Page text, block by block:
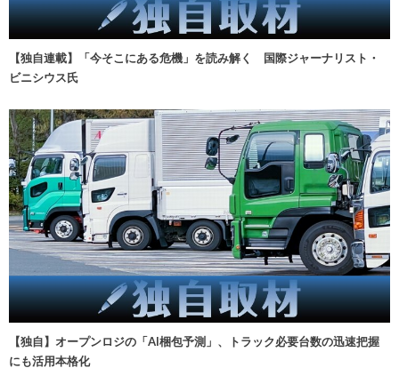
【独自連載】「今そこにある危機」を読み解く 国際ジャーナリスト・
ビニシウス氏
【独自】オープンロジの「AI梱包予測」、トラック必要台数の迅速把握
にも活用本格化